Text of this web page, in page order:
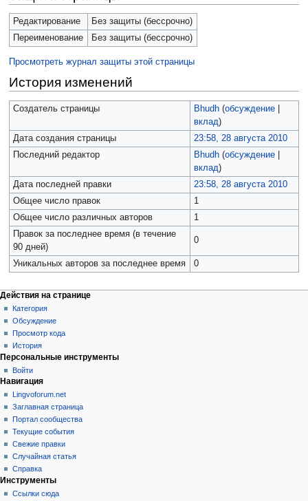
Редактирование
Без защиты (бессрочно)
Переименование
Без защиты (бессрочно)
Просмотреть журнал защиты этой страницы
История изменений
Создатель страницы Bhudh (обсуждение|
вклад)
Дата создания страницы
23:58, 28 августа 2010
Последний редактор
Bhudh (обсуждение|
вклад)
Дата последней правки
23:58, 28 августа 2010
Общее число правок
1
Общее число различных авторов
1
Правок за последнее время (в течение
90 дней)
0
Уникальных авторов за последнее время 0
Действия на странице
Категория
Обсуждение
Просмотр кода
История
Персональные инструменты
Войти
Навигация
Lingvoforum.net
Заглавная страница
Портал сообщества
Текущие события
Свежие правки
Случайная статья
Справка
Инструменты
Ссылки сюда